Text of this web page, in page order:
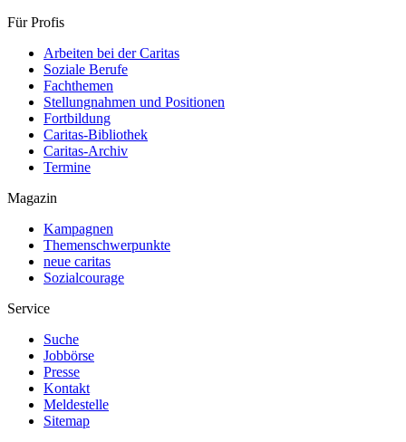
Für Profis
Arbeiten bei der Caritas
Soziale Berufe
Fachthemen
Stellungnahmen und Positionen
Fortbildung
Caritas-Bibliothek
Caritas-Archiv
Termine
Magazin
Kampagnen
Themenschwerpunkte
neue caritas
Sozialcourage
Service
Suche
Jobbörse
Presse
Kontakt
Meldestelle
Sitemap